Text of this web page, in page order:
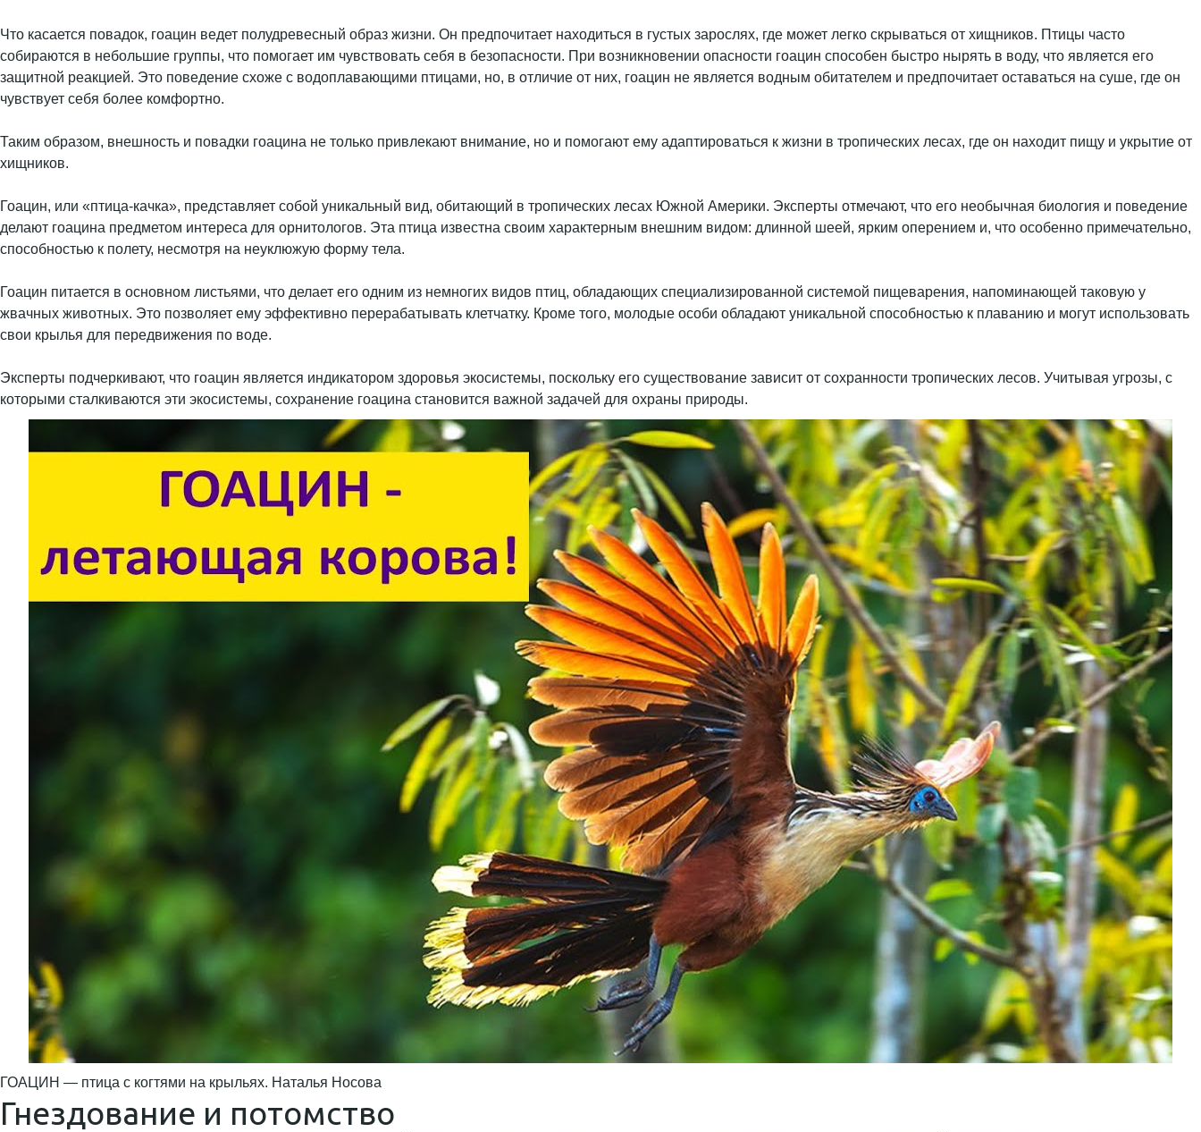
Что касается повадок, гоацин ведет полудревесный образ жизни. Он предпочитает находиться в густых зарослях, где может легко скрываться от хищников. Птицы часто
собираются в небольшие группы, что помогает им чувствовать себя в безопасности. При возникновении опасности гоацин способен быстро нырять в воду, что является его
защитной реакцией. Это поведение схоже с водоплавающими птицами, но, в отличие от них, гоацин не является водным обитателем и предпочитает оставаться на суше, где он
чувствует себя более комфортно.
Таким образом, внешность и повадки гоацина не только привлекают внимание, но и помогают ему адаптироваться к жизни в тропических лесах, где он находит пищу и укрытие от
хищников.
Гоацин, или «птица-качка», представляет собой уникальный вид, обитающий в тропических лесах Южной Америки. Эксперты отмечают, что его необычная биология и поведение
делают гоацина предметом интереса для орнитологов. Эта птица известна своим характерным внешним видом: длинной шеей, ярким оперением и, что особенно примечательно,
способностью к полету, несмотря на неуклюжую форму тела.
Гоацин питается в основном листьями, что делает его одним из немногих видов птиц, обладающих специализированной системой пищеварения, напоминающей таковую у
жвачных животных. Это позволяет ему эффективно перерабатывать клетчатку. Кроме того, молодые особи обладают уникальной способностью к плаванию и могут использовать
свои крылья для передвижения по воде.
Эксперты подчеркивают, что гоацин является индикатором здоровья экосистемы, поскольку его существование зависит от сохранности тропических лесов. Учитывая угрозы, с
которыми сталкиваются эти экосистемы, сохранение гоацина становится важной задачей для охраны природы.
ГОАЦИН — птица с когтями на крыльях. Наталья Носова
Гнездование и потомство